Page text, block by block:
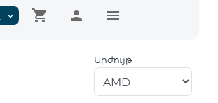
expand_more shopping_cart person menu
Արժույթ